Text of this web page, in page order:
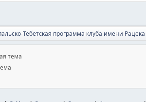
Тебетская программа клуба имени Рацека
тема